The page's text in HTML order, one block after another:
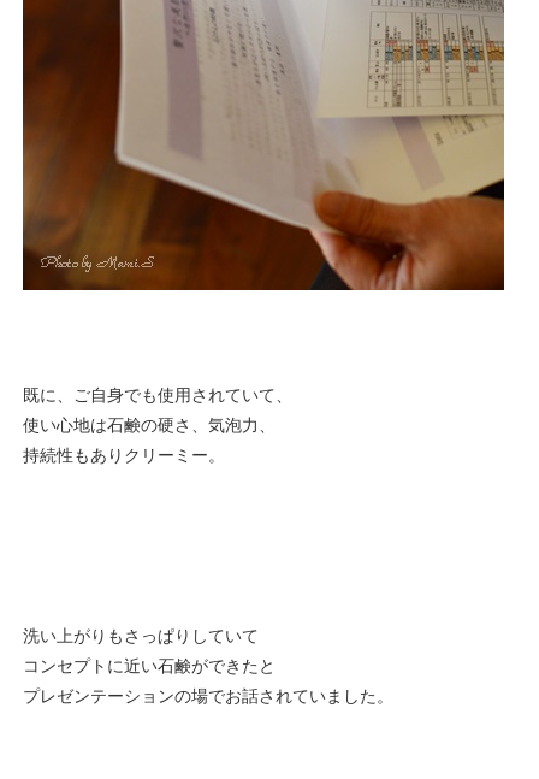
既に、ご自身でも使用されていて、
使い心地は石鹸の硬さ、気泡力、
持続性もありクリーミー。
洗い上がりもさっぱりしていて
コンセプトに近い石鹸ができたと
プレゼンテーションの場でお話されていました。